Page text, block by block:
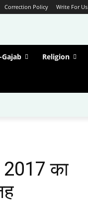
Correction Policy Write For Us
Religion
का